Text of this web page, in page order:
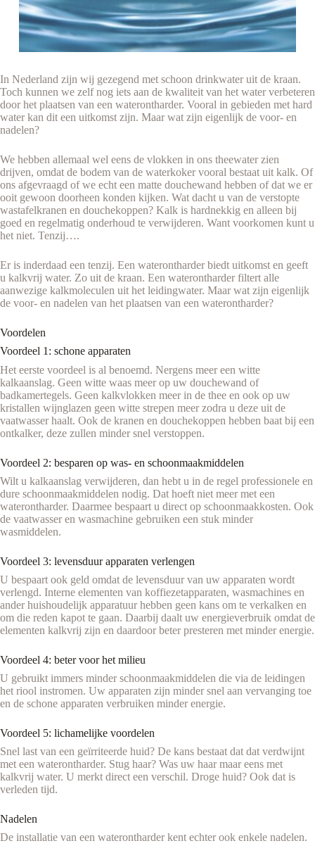
In Nederland zijn wij gezegend met schoon drinkwater uit de kraan.
Toch kunnen we zelf nog iets aan de kwaliteit van het water verbeteren
door het plaatsen van een waterontharder. Vooral in gebieden met hard
water kan dit een uitkomst zijn. Maar wat zijn eigenlijk de voor- en
nadelen?
We hebben allemaal wel eens de vlokken in ons theewater zien
drijven, omdat de bodem van de waterkoker vooral bestaat uit kalk. Of
ons afgevraagd of we echt een matte douchewand hebben of dat we er
ooit gewoon doorheen konden kijken. Wat dacht u van de verstopte
wastafelkranen en douchekoppen? Kalk is hardnekkig en alleen bij
goed en regelmatig onderhoud te verwijderen. Want voorkomen kunt u
het niet. Tenzij….
Er is inderdaad een tenzij. Een waterontharder biedt uitkomst en geeft
u kalkvrij water. Zo uit de kraan. Een waterontharder filtert alle
aanwezige kalkmoleculen uit het leidingwater. Maar wat zijn eigenlijk
de voor- en nadelen van het plaatsen van een waterontharder?
Voordelen
Voordeel 1: schone apparaten
Het eerste voordeel is al benoemd. Nergens meer een witte
kalkaanslag. Geen witte waas meer op uw douchewand of
badkamertegels. Geen kalkvlokken meer in de thee en ook op uw
kristallen wijnglazen geen witte strepen meer zodra u deze uit de
vaatwasser haalt. Ook de kranen en douchekoppen hebben baat bij een
ontkalker, deze zullen minder snel verstoppen.
Voordeel 2: besparen op was- en schoonmaakmiddelen
Wilt u kalkaanslag verwijderen, dan hebt u in de regel professionele en
dure schoonmaakmiddelen nodig. Dat hoeft niet meer met een
waterontharder. Daarmee bespaart u direct op schoonmaakkosten. Ook
de vaatwasser en wasmachine gebruiken een stuk minder
wasmiddelen.
Voordeel 3: levensduur apparaten verlengen
U bespaart ook geld omdat de levensduur van uw apparaten wordt
verlengd. Interne elementen van koffiezetapparaten, wasmachines en
ander huishoudelijk apparatuur hebben geen kans om te verkalken en
om die reden kapot te gaan. Daarbij daalt uw energieverbruik omdat de
elementen kalkvrij zijn en daardoor beter presteren met minder energie.
Voordeel 4: beter voor het milieu
U gebruikt immers minder schoonmaakmiddelen die via de leidingen
het riool instromen. Uw apparaten zijn minder snel aan vervanging toe
en de schone apparaten verbruiken minder energie.
Voordeel 5: lichamelijke voordelen
Snel last van een geïrriteerde huid? De kans bestaat dat dat verdwijnt
met een waterontharder. Stug haar? Was uw haar maar eens met
kalkvrij water. U merkt direct een verschil. Droge huid? Ook dat is
verleden tijd.
Nadelen
De installatie van een waterontharder kent echter ook enkele nadelen.